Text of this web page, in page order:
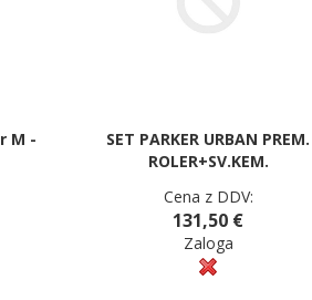
M -
SET PARKER URBAN PREM.
ROLER+SV.KEM.
Cena z DDV:
131,50 €
Zaloga